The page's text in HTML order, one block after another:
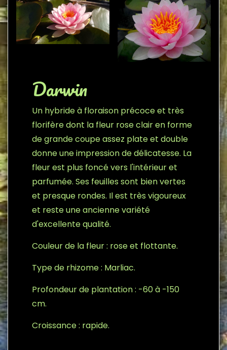
Darwin
Un hybride à floraison précoce et très
florifère dont la fleur rose clair en forme
de grande coupe assez plate et double
donne une impression de délicatesse. La
fleur est plus foncé vers l'intérieur et
parfumée. Ses feuilles sont bien vertes
et presque rondes. Il est très vigoureux
et reste une ancienne variété
d'excellente qualité.
Couleur de la fleur : rose et flottante.
Type de rhizome : Marliac.
Profondeur de plantation : -60 à -150
cm.
Croissance : rapide.